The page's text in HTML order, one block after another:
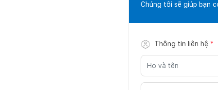
Chúng tôi sẽ giúp bạn
Thông tin liên hệ *